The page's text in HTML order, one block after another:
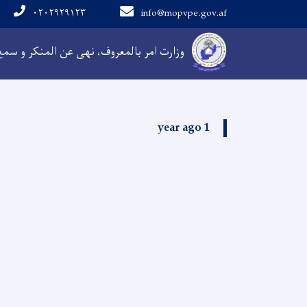
وزارت امر بالمعروف، نهی عن المنکر و
info@mopvpe.gov.af ۰۲۰۲۹۲۹۱۲۳
Main navigation
1 year ago